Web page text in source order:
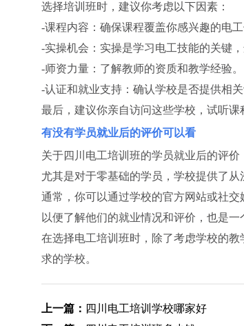
选择培训班时，建议你考虑以下因素：
-课程内容：确保课程覆盖你感兴趣的电工
-实操机会：实操是学习电工技能的关键
-师资力量：了解教师的资质和教学经验。
-认证和就业支持：确认学校是否提供相
最后，建议你亲自访问这些学校，试听课
有没有学员就业后的评价可以看
关于四川电工培训班的学员就业后的评
尤其是对于零基础的学员，学校提供了
通常，你可以通过学校的官方网站或社
以便了解他们的就业情况和评价，也是一
在选择电工培训班时，除了考虑学校的
求的学校。
上一篇： 四川电工培训学校哪家好